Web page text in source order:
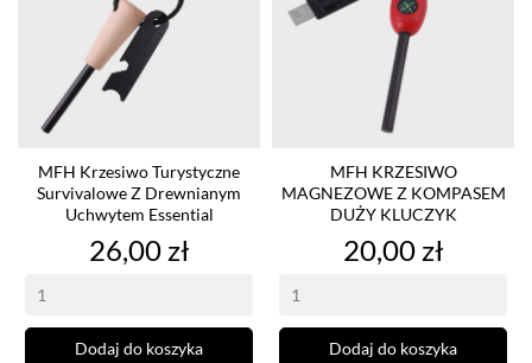
MFH Krzesiwo Turystyczne
Survivalowe Z Drewnianym
Uchwytem Essential
Cena
26,00 zł
Dodaj do koszyka
MFH KRZESIWO
MAGNEZOWE Z KOMPASEM
DUŻY KLUCZYK
Cena
20,00 zł
Dodaj do koszyka